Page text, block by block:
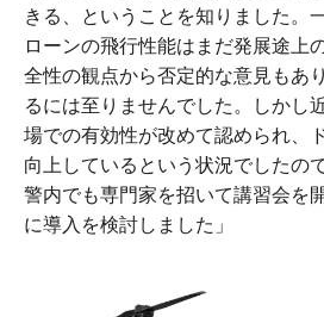
きる、ということを知りました。
ローンの飛行性能はまだ発展途上
全性の観点から否定的な意見もあ
るには至りませんでした。しかし
場での有効性が改めて認められ、
向上しているという状況でしたの
警内でも専門家を招いて講習会を
に導入を検討しました」